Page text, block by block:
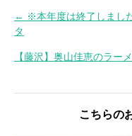
投
稿
← ※本年度は終了しまし
タ
【藤沢】奥山佳恵のラー
こちらの